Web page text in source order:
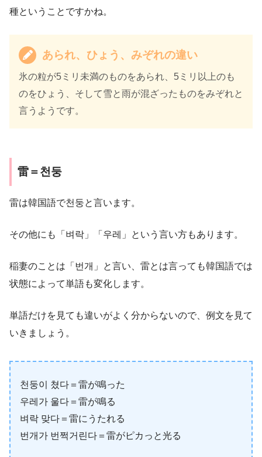
種ということですかね。
あられ、ひょう、みぞれの違い
氷の粒が5ミリ未満のものをあられ、5ミリ以上のも
のをひょう、そして雪と雨が混ざったものをみぞれと
言うようです。
雷＝천둥
雷は韓国語で천둥と言います。
その他にも「벼락」「우레」という言い方もあります。
稲妻のことは「번개」と言い、雷とは言っても韓国語では
状態によって単語も変化します。
単語だけを見ても違いがよく分からないので、例文を見て
いきましょう。
천둥이 쳤다＝雷が鳴った
우레가 울다＝雷が鳴る
벼락 맞다＝雷にうたれる
번개가 번쩍거린다＝雷がピカっと光る